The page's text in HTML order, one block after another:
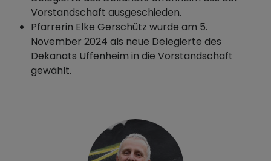
Vorstandschaft ausgeschieden.
Pfarrerin Elke Gerschütz wurde am 5.
November 2024 als neue Delegierte des
Dekanats Uffenheim in die Vorstandschaft
gewählt.